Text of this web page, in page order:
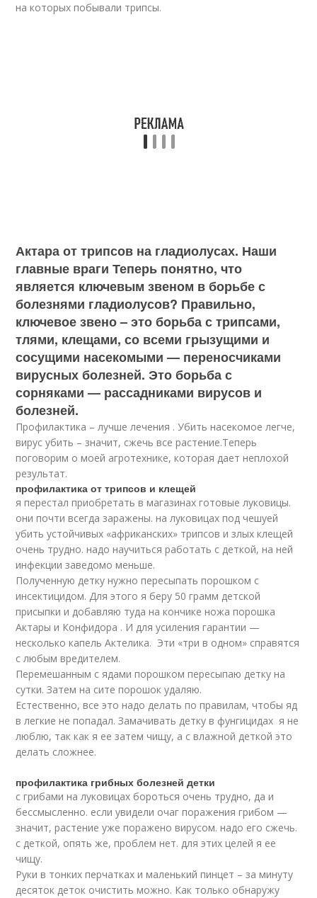
на которых побывали трипсы.
Актара от трипсов на гладиолусах. Наши
главные враги Теперь понятно, что
является ключевым звеном в борьбе с
болезнями гладиолусов? Правильно,
ключевое звено – это борьба с трипсами,
тлями, клещами, со всеми грызущими и
сосущими насекомыми — переносчиками
вирусных болезней. Это борьба с
сорняками — рассадниками вирусов и
болезней.
Профилактика – лучше лечения . Убить насекомое легче,
вирус убить – значит, сжечь все растение.Теперь
поговорим о моей агротехнике, которая дает неплохой
результат.
профилактика от трипсов и клещей
я перестал приобретать в магазинах готовые луковицы.
они почти всегда заражены. на луковицах под чешуей
убить устойчивых «африканских» трипсов и злых клещей
очень трудно. надо научиться работать с деткой, на ней
инфекции заведомо меньше.
Полученную детку нужно пересыпать порошком с
инсектицидом. Для этого я беру 50 грамм детской
присыпки и добавляю туда на кончике ножа порошка
Актары и Конфидора . И для усиления гарантии —
несколько капель Актелика. Эти «три в одном» справятся
с любым вредителем.
Перемешанным с ядами порошком пересыпаю детку на
сутки. Затем на сите порошок удаляю.
Естественно, все это надо делать по правилам, чтобы яд
в легкие не попадал. Замачивать детку в фунгицидах я не
люблю, так как я ее затем чищу, а с влажной деткой это
делать сложнее.
профилактика грибных болезней детки
с грибами на луковицах бороться очень трудно, да и
бессмысленно. если увидели очаг поражения грибом —
значит, растение уже поражено вирусом. надо его сжечь.
с деткой, опять же, проблем нет. для этих целей я ее
чищу.
Руки в тонких перчатках и маленький пинцет – за минуту
десяток деток очистить можно. Как только обнаружу